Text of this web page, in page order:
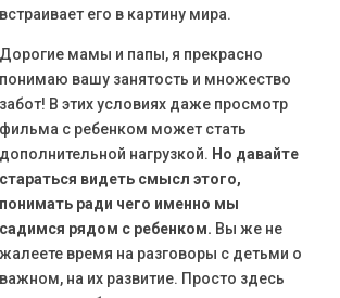
встраивает его в картину мира.
Дорогие мамы и папы, я прекрасно
понимаю вашу занятость и множество
забот! В этих условиях даже просмотр
фильма с ребенком может стать
дополнительной нагрузкой. Но давайте
стараться видеть смысл этого,
понимать ради чего именно мы
садимся рядом с ребенком. Вы же не
жалеете время на разговоры с детьми о
важном, на их развитие. Просто здесь